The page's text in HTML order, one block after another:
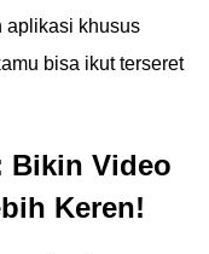
aplikasi khusus
bisa ikut terseret
Bikin Video
Keren!